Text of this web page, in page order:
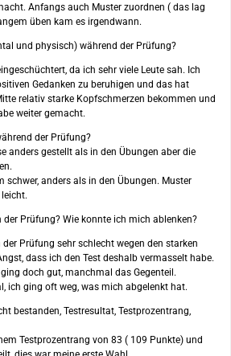
Anfangs auch Muster zuordnen ( das lag
üben kam es irgendwann.
und physisch) während der Prüfung?
da ich sehr viele Leute sah. Ich
Gedanken zu beruhigen und das hat
relativ starke Kopfschmerzen bekommen und
weiter gemacht.
der Prüfung?
anders gestellt als in den Übungen aber die
schwer, anders als in den Übungen. Muster
Prüfung? Wie konnte ich mich ablenken?
Prüfung sehr schlecht wegen den starken
dass ich den Test deshalb vermasselt habe.
doch gut, manchmal das Gegenteil.
ich ging oft weg, was mich abgelenkt hat.
bestanden, Testresultat, Testprozentrang,
Testprozentrang von 83 ( 109 Punkte) und